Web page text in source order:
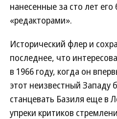
нанесенные за сто лет
«редакторами».
Исторический флер и
последнее, что
в 1966 году, когда он
этот неизвестный Западу
станцевать Базиля еще в
упреки критиков